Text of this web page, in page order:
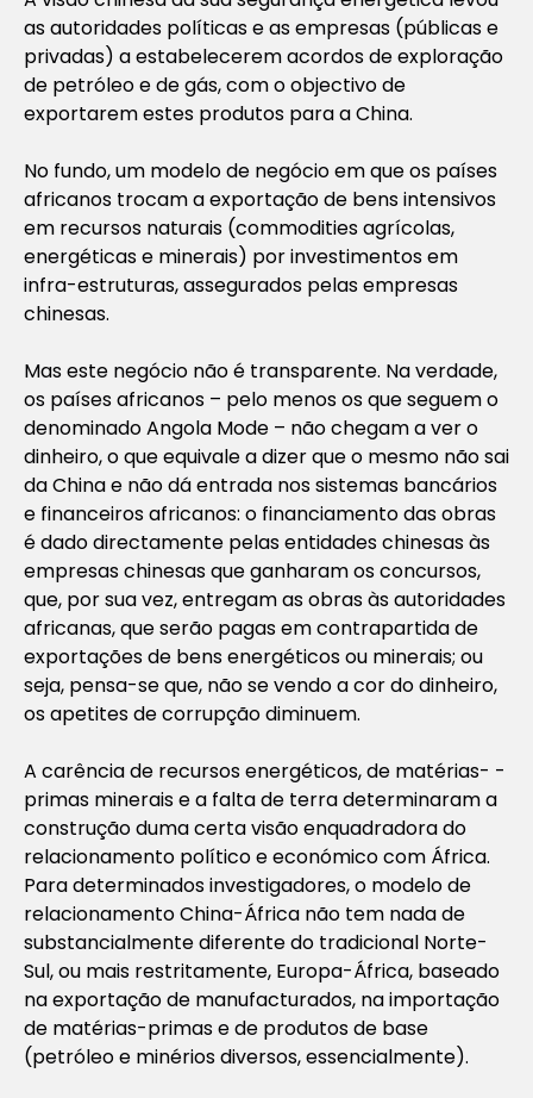
as autoridades políticas e as empresas (públicas e
privadas) a estabelecerem acordos de exploração
de petróleo e de gás, com o objectivo de
exportarem estes produtos para a China.
No fundo, um modelo de negócio em que os países
africanos trocam a exportação de bens intensivos
em recursos naturais (commodities agrícolas,
energéticas e minerais) por investimentos em
infra-estruturas, assegurados pelas empresas
chinesas.
Mas este negócio não é transparente. Na verdade,
os países africanos – pelo menos os que seguem o
denominado Angola Mode – não chegam a ver o
dinheiro, o que equivale a dizer que o mesmo não sai
da China e não dá entrada nos sistemas bancários
e financeiros africanos: o financiamento das obras
é dado directamente pelas entidades chinesas às
empresas chinesas que ganharam os concursos,
que, por sua vez, entregam as obras às autoridades
africanas, que serão pagas em contrapartida de
exportações de bens energéticos ou minerais; ou
seja, pensa-se que, não se vendo a cor do dinheiro,
os apetites de corrupção diminuem.
A carência de recursos energéticos, de matérias- -
primas minerais e a falta de terra determinaram a
construção duma certa visão enquadradora do
relacionamento político e económico com África.
Para determinados investigadores, o modelo de
relacionamento China-África não tem nada de
substancialmente diferente do tradicional Norte-
Sul, ou mais restritamente, Europa-África, baseado
na exportação de manufacturados, na importação
de matérias-primas e de produtos de base
(petróleo e minérios diversos, essencialmente).